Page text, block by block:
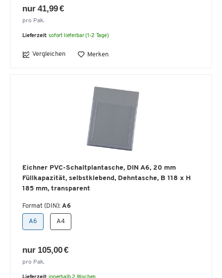
nur 41,99 €
pro Pak.
Lieferzeit: sofort lieferbar (1-2 Tage)
Vergleichen Merken
Eichner PVC-Schaltplantasche, DIN A6, 20 mm
Füllkapazität, selbstklebend, Dehntasche, B 118 x H
185 mm, transparent
Format (DIN): A6
A6 A4
nur 105,00 €
pro Pak.